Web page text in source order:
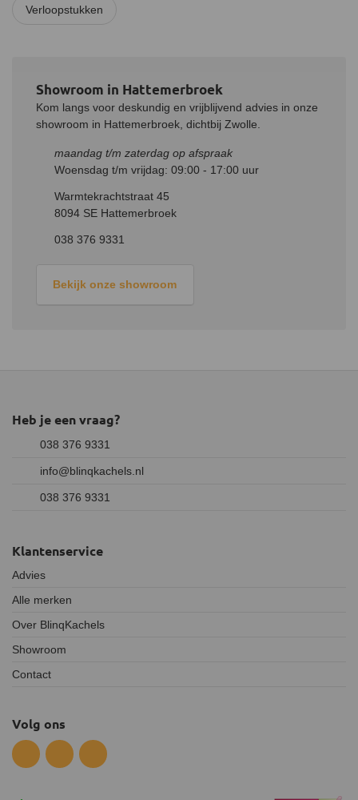
wat zorgt voor een betere trek en een efficiëntere rookgasafvoer.
verloopstuk. De grotere zijde met een binnendiameter van 200
mm past over de verjonging van de bestaande kachelpijp of het
rookkanaal.
Zorg ervoor dat alle verbindingen goed aansluiten en
Verloopstukken
Showroom in Hattemerbroek
Kom langs voor deskundig en vrijblijvend advies in onze
showroom in Hattemerbroek, dichtbij Zwolle.
maandag t/m zaterdag op afspraak
Woensdag t/m vrijdag: 09:00 - 17:00 uur
Warmtekrachtstraat 45
8094 SE Hattemerbroek
038 376 9331
Bekijk onze showroom
Heb je een vraag?
038 376 9331
info@blinqkachels.nl
038 376 9331
Klantenservice
Advies
Alle merken
Over BlinqKachels
Showroom
Contact
Volg ons